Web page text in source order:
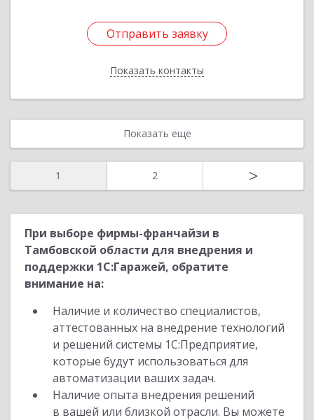
Отправить заявку
Показать контакты
Отправить заявку
Назад
Показать еще
1 2 >
При выборе фирмы-франчайзи в
Тамбовской области для внедрения и
поддержки 1С:Гаражей, обратите
внимание на:
Наличие и количество специалистов,
аттестованных на внедрение технологий
и решений системы 1С:Предприятие,
которые будут использоваться для
автоматизации ваших задач.
Наличие опыта внедрения решений
в вашей или близкой отрасли. Вы можете